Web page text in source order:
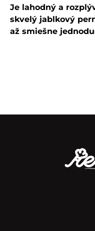
Je lahodný a
skvelý jablkový
až smiešne